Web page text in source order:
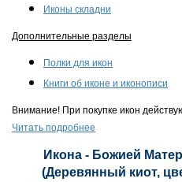
Иконы складни
Дополнительные разделы
Полки для икон
Книги об иконе и иконописи
Внимание! При покупке икон
Читать подробнее
Икона - Божией
(Деревянный киот,